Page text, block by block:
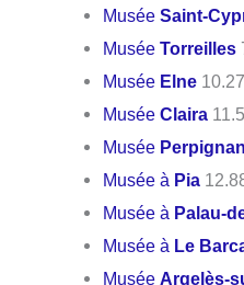
MuséeSaint-
MuséeTorreilles
Musée Elne
MuséeClaira
Musée Perpignan
Musée à Pia
Musée à Palau-
Musée à Le
MuséeArgelès-